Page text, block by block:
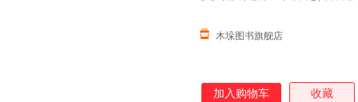
木垛图书旗舰店
加入购物车 收藏